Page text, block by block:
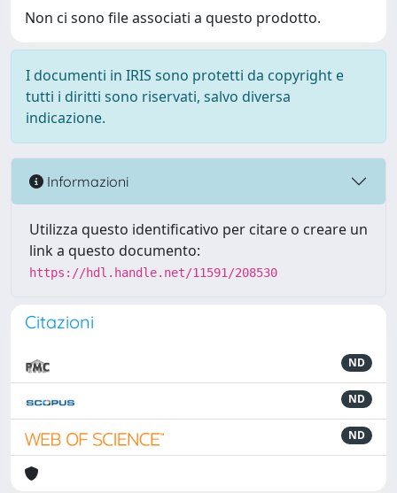
Non ci sono file associati a questo prodotto.
I documenti in IRIS sono protetti da copyright e
tutti i diritti sono riservati, salvo diversa
indicazione.
Informazioni
Utilizza questo identificativo per citare o creare un
link a questo documento:
https://hdl.handle.net/11591/208530
Citazioni
ND
ND
ND